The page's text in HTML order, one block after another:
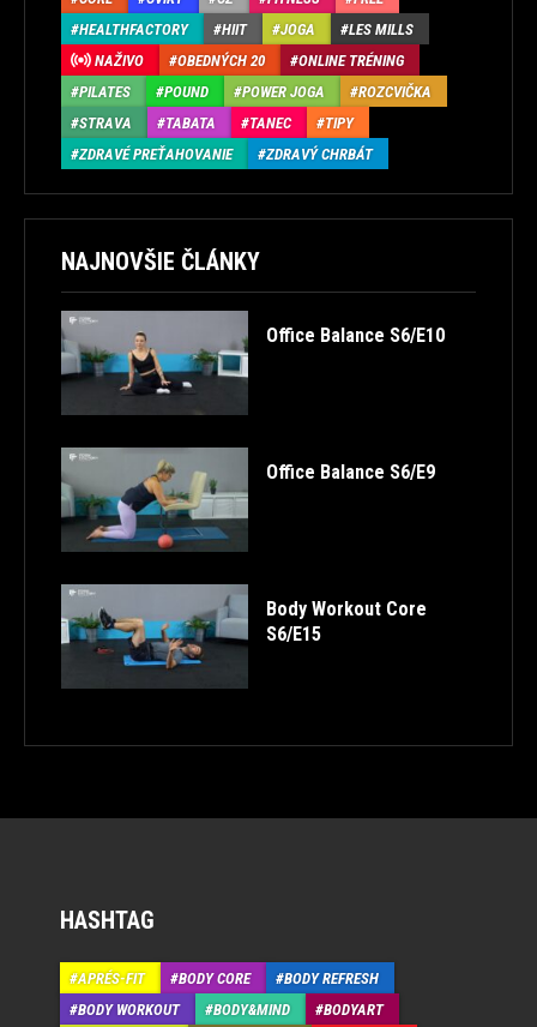
HEALTHFACTORY
HIIT JOGA
LES MILLS
NAŽIVO
OBEDNÝCH 20
ONLINE TRÉNING
PILATES
POUND POWER JOGA
ROZCVIČKA
STRAVA
TABATA TANEC
TIPY
ZDRAVÉ PREŤAHOVANIE
ZDRAVÝ CHRBÁT
NAJNOVŠIE ČLÁNKY
Office Balance S6/E10
Office Balance S6/E9
Body Workout Core
S6/E15
HASHTAG
APRÉS-FIT BODY CORE
BODY REFRESH
BODY WORKOUT
BODY&MIND
BODYART